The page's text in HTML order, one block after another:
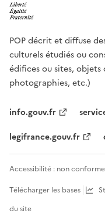
POP décrit et diffuse
culturels étudiés ou
édifices ou sites, objets
photographies, etc.)
info.gouv.fr
legifrance.gouv.fr
Accessibilité : non conforme
Télécharger les bases
du site